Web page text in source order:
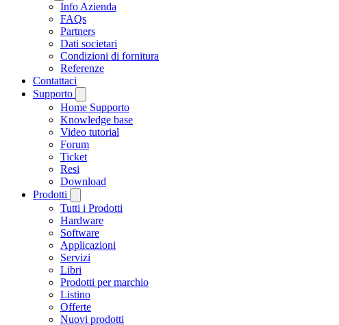
Info Azienda
FAQs
Partners
Dati societari
Condizioni di fornitura
Referenze
Contattaci
Supporto
Home Supporto
Knowledge base
Video tutorial
Forum
Ticket
Resi
Download
Prodotti
Tutti i Prodotti
Hardware
Software
Applicazioni
Servizi
Libri
Prodotti per marchio
Listino
Offerte
Nuovi prodotti